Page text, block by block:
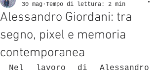
Alessandro Giordani: tra
segno, pixel e memoria
contemporanea
30 mag Tempo di lettura: 2 min
Nel lavoro di Alessandro